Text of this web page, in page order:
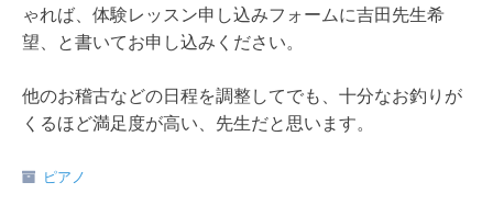
ゃれば、体験レッスン申し込みフォームに吉田先生希
望、と書いてお申し込みください。
他のお稽古などの日程を調整してでも、十分なお釣りが
くるほど満足度が高い、先生だと思います。
ピアノ